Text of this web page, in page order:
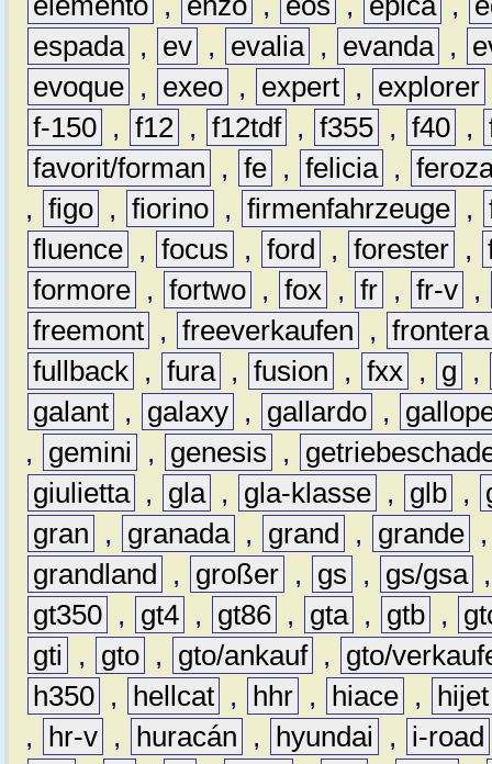
espada , ev , evalia , evanda ,
evoque , exeo , expert , explorer
f-150 , f12 , f12tdf , f355 , f40 ,
favorit/forman
, fe , felicia ,
, figo , fiorino , firmenfahrzeuge ,
fluence , focus , ford , forester ,
formore , fortwo , fox , fr , fr-v ,
freemont , freeverkaufen , frontera
fullback , fura , fusion , fxx , g
,
galant , galaxy , gallardo ,
,
gemini , genesis ,
giulietta , gla , gla-klasse , glb ,
gran
, granada , grand , grande
grandland
, großer , gs , gs/gsa
gt350 , gt4 , gt86 , gta , gtb ,
gti
, gto , gto/ankauf ,
gto/
h350 , hellcat , hhr , hiace ,
hijet
,
hr-v , huracán , hyundai ,
i-road